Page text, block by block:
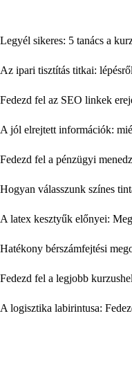
Legyél sikeres: 5 tanács a
Az ipari tisztítás titkai:
Fedezd fel az SEO linkek
A jól elrejtett információk:
Fedezd fel a pénzügyi
Hogyan válasszunk színes
A latex kesztyűk előnyei:
Hatékony bérszámfejtési
Fedezd fel a legjobb
A logisztika labirintusa: